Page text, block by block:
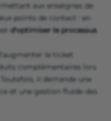
aux enseignes de
points de contact : en
d'optimiser le processus
le ticket
complémentaires lors
il demande une
et une gestion fluide des